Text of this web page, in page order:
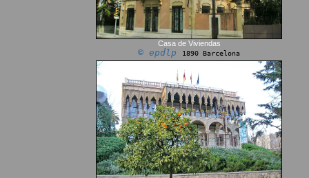
Casa de Viviendas
© epdlp 1890 Barcelona